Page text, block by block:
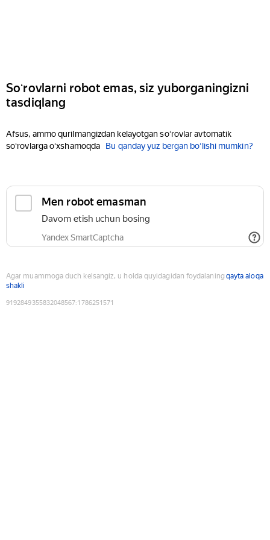
Soʻrovlarni robot emas, siz yuborganingizni
tasdiqlang
Afsus, ammo qurilmangizdan kelayotgan soʻrovlar avtomatik
soʻrovlarga oʻxshamoqda
Bu qanday yuz bergan boʻlishi mumkin?
Men robot emasman
Davom etish uchun bosing
Yandex SmartCaptcha
Agar muammoga duch kelsangiz, u holda quyidagidan foydalaning qayta aloqa
shakli
9192849355832048567:1786251571